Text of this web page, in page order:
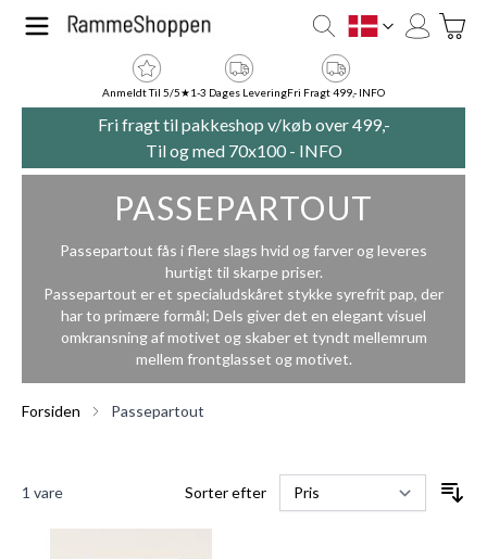
Skip to Content
DK
Anmeldt Til 5/5★1-3 Dages LeveringFri Fragt 499,- INFO
Fri fragt til pakkeshop v/køb over 499,-
Til og med 70x100 - INFO
PASSEPARTOUT
Passepartout fås i flere slags hvid og farver og leveres
hurtigt til skarpe priser.
Passepartout er et specialudskåret stykke syrefrit pap, der
har to primære formål; Dels giver det en elegant visuel
omkransning af motivet og skaber et tyndt mellemrum
mellem frontglasset og motivet.
Forsiden Passepartout
1 vare Sorter efter